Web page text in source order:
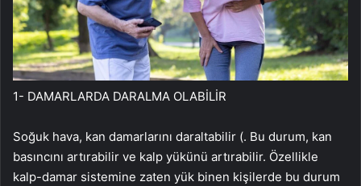
1- DAMARLARDA DARALMA OLABİLİR
Soğuk hava, kan damarlarını daraltabilir (. Bu durum, kan
basıncını artırabilir ve kalp yükünü artırabilir. Özellikle
kalp-damar sistemine zaten yük binen kişilerde bu durum